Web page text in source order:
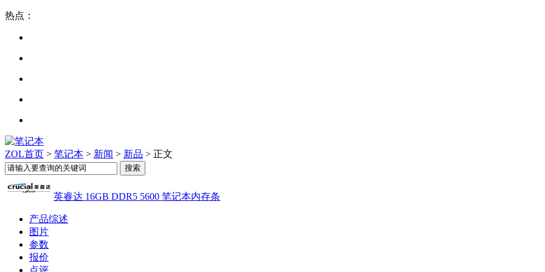
热点：
ZOL首页 > 笔记本 > 新闻 > 新品 > 正文
英睿达 16GB DDR5 5600 笔记本内存条
产品综述
图片
参数
报价
点评